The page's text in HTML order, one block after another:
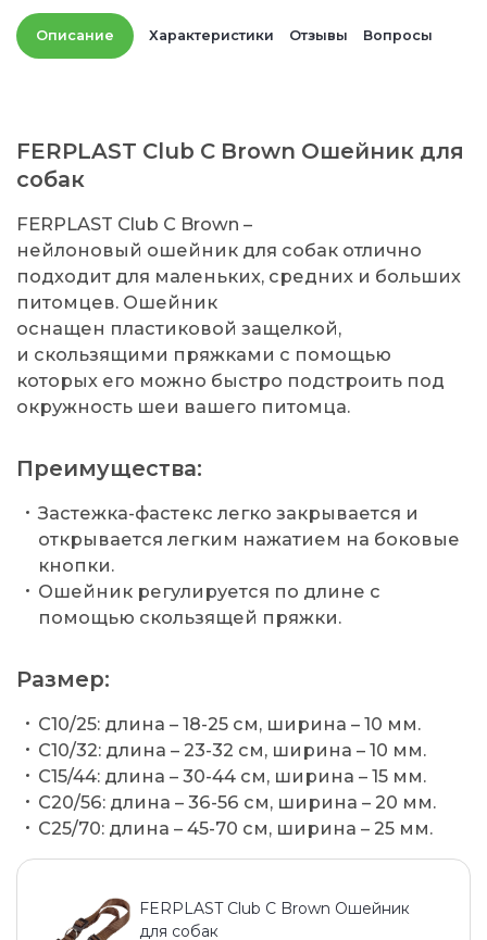
Описание Характеристики Отзывы Вопросы
FERPLAST Club C Brown Ошейник для
собак
FERPLAST Club C Brown –
нейлоновый ошейник для собак отлично
подходит для маленьких, средних и больших
питомцев. Ошейник
оснащен пластиковой защелкой,
и скользящими пряжками с помощью
которых его можно быстро подстроить под
окружность шеи вашего питомца.
Преимущества:
Застежка-фастекс легко закрывается и
открывается легким нажатием на боковые
кнопки.
Ошейник регулируется по длине с
помощью скользящей пряжки.
Размер:
C10/25: длина – 18-25 см, ширина – 10 мм.
C10/32: длина – 23-32 см, ширина – 10 мм.
C15/44: длина – 30-44 см, ширина – 15 мм.
C20/56: длина – 36-56 см, ширина – 20 мм.
C25/70: длина – 45-70 см, ширина – 25 мм.
FERPLAST Club C Brown Ошейник
для собак